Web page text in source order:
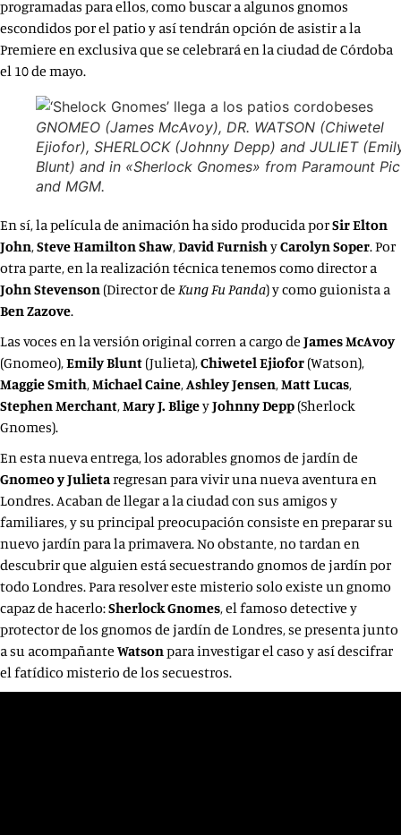
programadas para ellos, como buscar a algunos gnomos
escondidos por el patio y así tendrán opción de asistir a la
Premiere en exclusiva que se celebrará en la ciudad de Córdoba
el 10 de mayo.
GNOMEO (James McAvoy), DR. WATSON (Chiwetel
Ejiofor), SHERLOCK (Johnny Depp) and JULIET
Blunt) and in «Sherlock Gnomes» from Paramount
and MGM.
En sí, la película de animación ha sido producida porSir Elton
John,SteveHamilton Shaw,David FurnishyCarolyn Soper. Por
otra parte, en la realización técnica tenemos como director a
John Stevenson (Director de Kung Fu Panda) y como guionista a
Ben Zazove.
Las voces en la versión original corren a cargo de James McAvoy
(Gnomeo),EmilyBlunt (Julieta),Chiwetel Ejiofor (Watson),
Maggie Smith,Michael Caine,Ashley Jensen,Matt Lucas,
Stephen Merchant,Mary J. BligeyJohnny Depp (Sherlock
Gnomes).
En esta nueva entrega, los adorables gnomos de jardín de
Gnomeo y Julietaregresan para vivir una nueva aventura en
Londres. Acaban de llegar a la ciudad con sus amigos y
familiares, y su principal preocupación consiste en preparar su
nuevo jardín para la primavera. No obstante, no tardan en
descubrir que alguien está secuestrando gnomos de jardín por
todo Londres. Para resolver este misterio solo existe un gnomo
capaz de hacerlo:Sherlock Gnomes, el famoso detective y
protector de los gnomos de jardín de Londres, se presenta junto
a su acompañanteWatsonpara investigar el caso y así descifrar
el fatídico misterio de los secuestros.